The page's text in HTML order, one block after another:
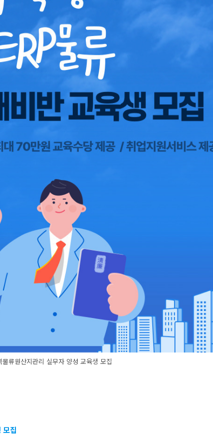
물류원산지관리 실무자 양성 교육생 모집
집